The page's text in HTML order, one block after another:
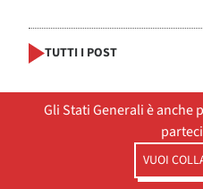
TUTTI I POST
Gli Stati Generali è
VUOI